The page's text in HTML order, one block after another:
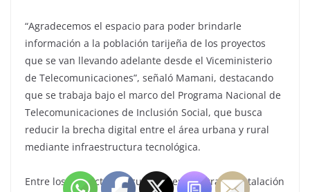
“Agradecemos el espacio para poder brindarle
información a la población tarijeña de los proyectos
que se van llevando adelante desde el Viceministerio
de Telecomunicaciones”, señaló Mamani, destacando
que se trabaja bajo el marco del Programa Nacional de
Telecomunicaciones de Inclusión Social, que busca
reducir la brecha digital entre el área urbana y rural
mediante infraestructura tecnológica.
Entre los proyectos en curso se encuentra la instalación